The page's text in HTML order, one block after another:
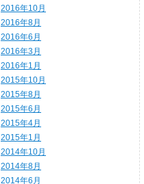
2016年10月
2016年8月
2016年6月
2016年3月
2016年1月
2015年10月
2015年8月
2015年6月
2015年4月
2015年1月
2014年10月
2014年8月
2014年6月